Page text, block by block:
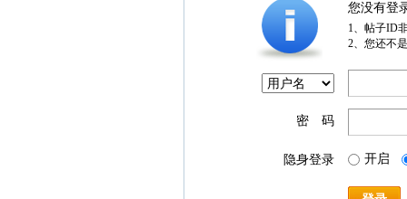
您没有登
1、帖子ID
2、您还不
密 码
隐身登录 开启